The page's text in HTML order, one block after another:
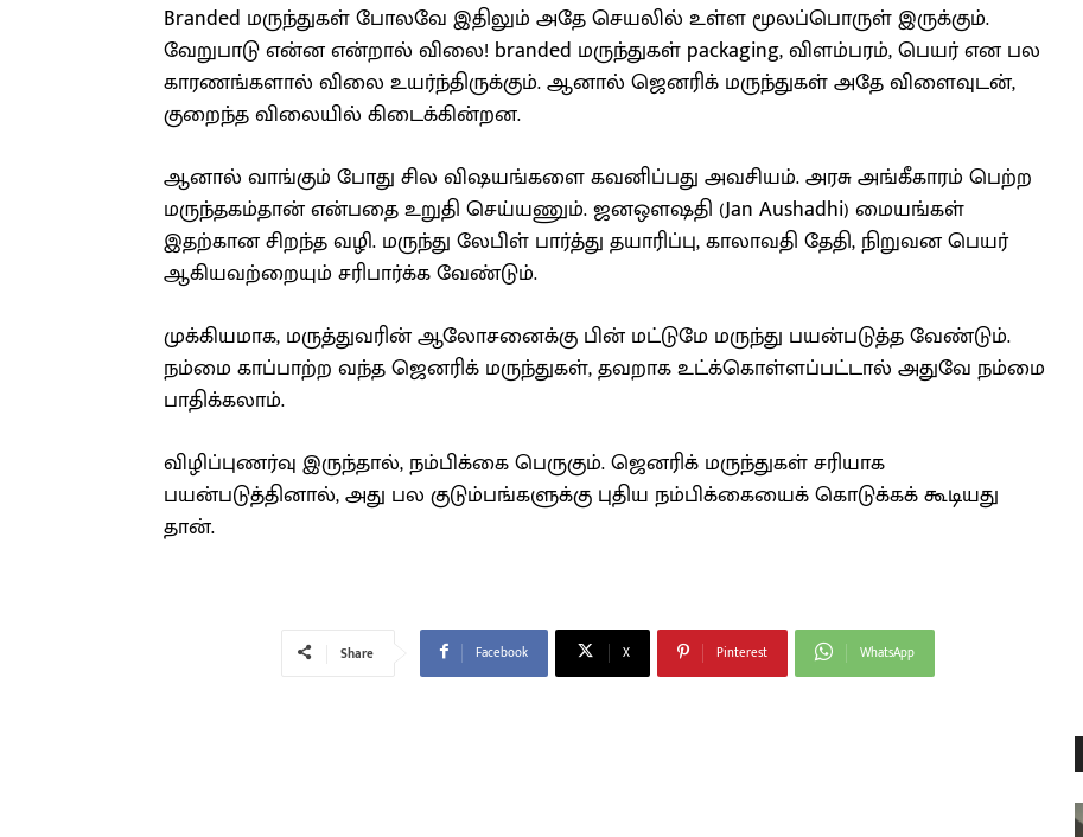
Branded மருந்துகள் போலவே இதிலும் அதே செயலில் உள்ள மூலப்பொருள் இருக்கும்.
வேறுபாடு என்ன என்றால் விலை! branded மருந்துகள் packaging, விளம்பரம், பெயர் என பல
காரணங்களால் விலை உயர்ந்திருக்கும். ஆனால் ஜெனரிக் மருந்துகள் அதே விளைவுடன்,
குறைந்த விலையில் கிடைக்கின்றன.
ஆனால் வாங்கும் போது சில விஷயங்களை கவனிப்பது அவசியம். அரசு அங்கீகாரம் பெற்ற
மருந்தகம்தான் என்பதை உறுதி செய்யணும். ஜனஔஷதி (Jan Aushadhi) மையங்கள்
இதற்கான சிறந்த வழி. மருந்து லேபிள் பார்த்து தயாரிப்பு, காலாவதி தேதி, நிறுவன பெயர்
ஆகியவற்றையும் சரிபார்க்க வேண்டும்.
முக்கியமாக, மருத்துவரின் ஆலோசனைக்கு பின் மட்டுமே மருந்து பயன்படுத்த வேண்டும்.
நம்மை காப்பாற்ற வந்த ஜெனரிக் மருந்துகள், தவறாக உட்க்கொள்ளப்பட்டால் அதுவே நம்மை
பாதிக்கலாம்.
விழிப்புணர்வு இருந்தால், நம்பிக்கை பெருகும். ஜெனரிக் மருந்துகள் சரியாக
பயன்படுத்தினால், அது பல குடும்பங்களுக்கு புதிய நம்பிக்கையைக் கொடுக்கக் கூடியது
தான்.
Share Facebook X Pinterest WhatsApp